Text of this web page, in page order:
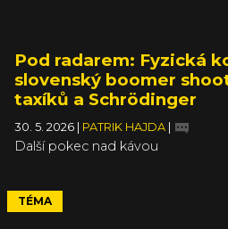
Pod radarem: Fyzická
slovenský boomer
taxíků a Schrödinger
30. 5. 2026 PATRIK HAJDA
Další pokec nad kávou
TÉMA